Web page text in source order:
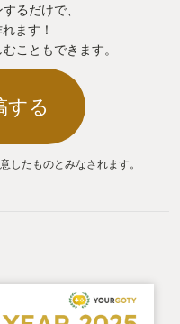
るだけで、
ます！
こともできます。
する
したものとみなされます。